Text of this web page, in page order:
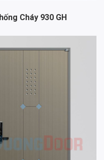
Cháy 930 GH